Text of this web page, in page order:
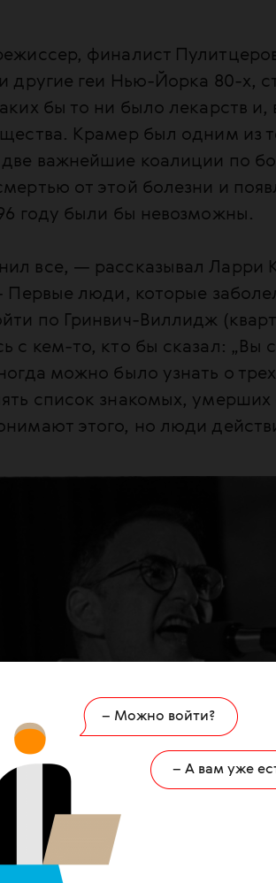
– Можно войти?
– А вам уже
финалист
другие геи Нью-Йорка 80-х,
бы то ни было лекарств
Крамер был одним из
две важнейшие коалиции по
от этой болезни и
году были бы невозможны.
все, — рассказывал Ларри
Первые люди, которые
по Гринвич-Виллидж
с кем-то, кто бы сказал: „Вы
можно было узнать о
список знакомых,
этого, но люди